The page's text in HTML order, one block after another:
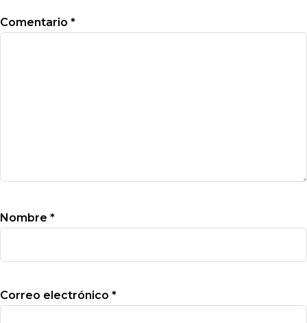
Comentario *
Nombre *
Correo electrónico *